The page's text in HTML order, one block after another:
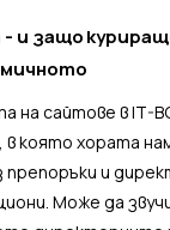
- и защо
на сайтове в IT-
в която хората
и
Може да